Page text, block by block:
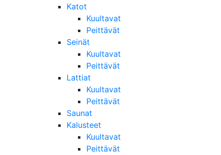
Katot
Kuultavat
Peittävät
Seinät
Kuultavat
Peittävät
Lattiat
Kuultavat
Peittävät
Saunat
Kalusteet
Kuultavat
Peittävät